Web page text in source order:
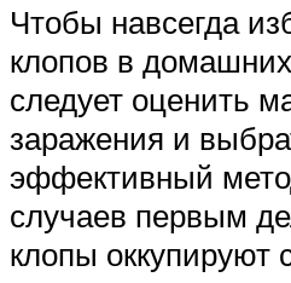
Чтобы навсегда
клопов в
следует оценить
заражения и
эффективный
случаев первым
клопы оккупируют